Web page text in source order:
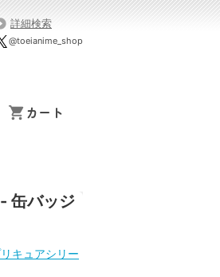
詳細検索
@toeianime_shop
カート
缶バッジ
キュアシリー